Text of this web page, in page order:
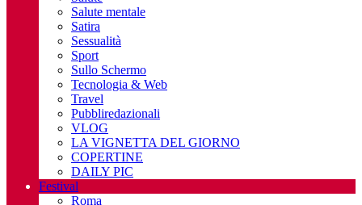
Salute mentale
Satira
Sessualità
Sport
Sullo Schermo
Tecnologia & Web
Travel
Pubbliredazionali
VLOG
LA VIGNETTA DEL GIORNO
COPERTINE
DAILY PIC
Festival
Roma